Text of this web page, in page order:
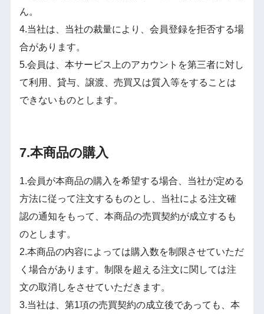
ん。
4.当社は、当社の裁量により、会員登録を拒否する場
合があります。
5.会員は、本サービス上のアカウントを第三者に対し
て利用、貸与、譲渡、売買又は質入等をすることは
できないものとします。
7.本商品の購入
1.会員が本商品の購入を希望する場合、当社が定める
方法に従って注文するものとし、当社による注文確
認の通知をもって、本商品の売買契約が成立するも
のとします。
2.本商品の内容によっては購入数を制限させていただ
く場合があります。制限を超える注文に関しては注
文の取消しをさせていただきます。
3.当社は、第1項の売買契約の成立後であっても、本